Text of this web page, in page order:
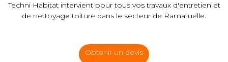
Techni Habitat intervient pour tous vos travaux d'entretien et
de nettoyage toiture dans le secteur de Ramatuelle.
Obtenir un devis